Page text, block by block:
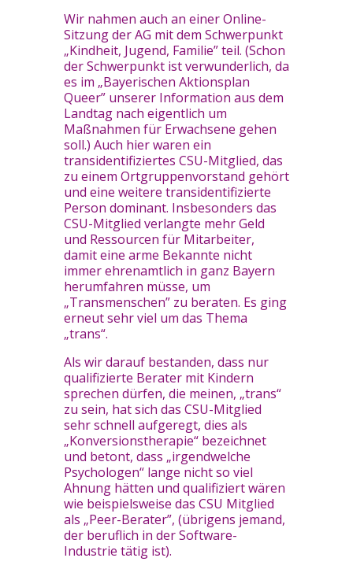
Wir nahmen auch an einer Online-
Sitzung der AG mit dem Schwerpunkt
„Kindheit, Jugend, Familie” teil. (Schon
der Schwerpunkt ist verwunderlich, da
es im „Bayerischen Aktionsplan
Queer” unserer Information aus dem
Landtag nach eigentlich um
Maßnahmen für Erwachsene gehen
soll.) Auch hier waren ein
transidentifiziertes CSU-Mitglied, das
zu einem Ortgruppenvorstand gehört
und eine weitere transidentifizierte
Person dominant. Insbesonders das
CSU-Mitglied verlangte mehr Geld
und Ressourcen für Mitarbeiter,
damit eine arme Bekannte nicht
immer ehrenamtlich in ganz Bayern
herumfahren müsse, um
„Transmenschen” zu beraten. Es ging
erneut sehr viel um das Thema
„trans“.
Als wir darauf bestanden, dass nur
qualifizierte Berater mit Kindern
sprechen dürfen, die meinen, „trans“
zu sein, hat sich das CSU-Mitglied
sehr schnell aufgeregt, dies als
„Konversionstherapie“ bezeichnet
und betont, dass „irgendwelche
Psychologen“ lange nicht so viel
Ahnung hätten und qualifiziert wären
wie beispielsweise das CSU Mitglied
als „Peer-Berater”, (übrigens jemand,
der beruflich in der Software-
Industrie tätig ist).